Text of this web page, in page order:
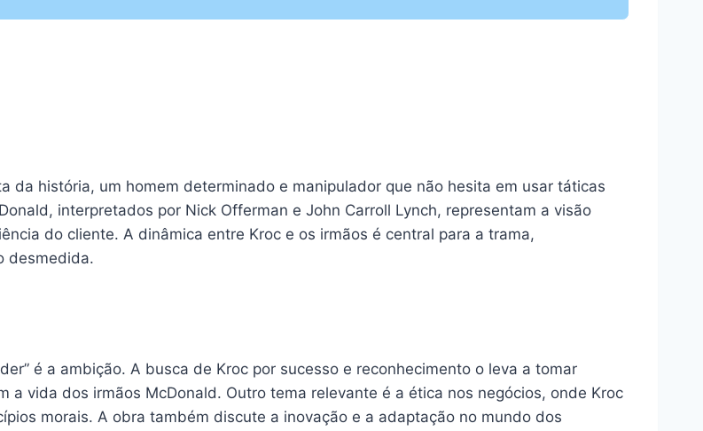
da história, um homem determinado e manipulador que não hesita em usar táticas
interpretados por Nick Offerman e John Carroll Lynch, representam a visão
do cliente. A dinâmica entre Kroc e os irmãos é central para a trama,
desmedida.
é a ambição. A busca de Kroc por sucesso e reconhecimento o leva a tomar
a vida dos irmãos McDonald. Outro tema relevante é a ética nos negócios, onde Kroc
morais. A obra também discute a inovação e a adaptação no mundo dos